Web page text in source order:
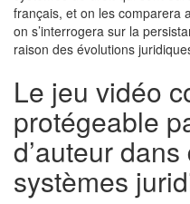
français, et on les comparera
on s’interrogera sur la
raison des évolutions
Le jeu vidéo
protégeable
d’auteur
systèmes